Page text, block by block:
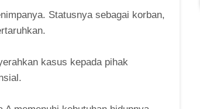
Statusnya sebagai korban,
kasus kepada pihak